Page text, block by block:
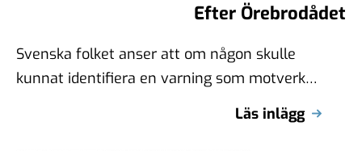
Efter Örebrodådet
Svenska folket anser att om någon skulle
kunnat identifiera en varning som motverkat
Läs inlägg